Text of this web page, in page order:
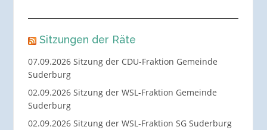
Sitzungen der Räte
07.09.2026 Sitzung der CDU-Fraktion Gemeinde
Suderburg
02.09.2026 Sitzung der WSL-Fraktion Gemeinde
Suderburg
02.09.2026 Sitzung der WSL-Fraktion SG Suderburg